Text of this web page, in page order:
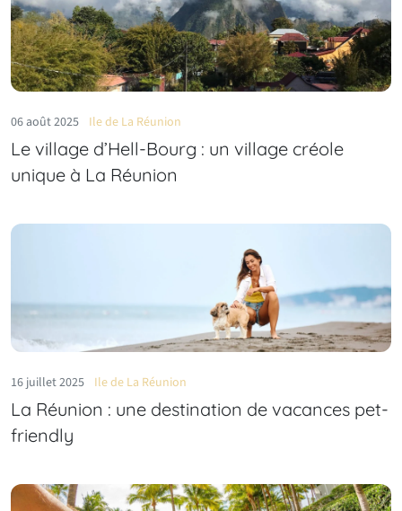
06 août 2025 Ile de La Réunion
Le village d’Hell‑Bourg : un village créole
unique à La Réunion
16 juillet 2025 Ile de La Réunion
La Réunion : une destination de vacances pet-
friendly